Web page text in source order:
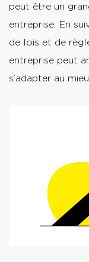
peut être un
entreprise. En
de lois et de
entreprise peut
s’adapter au